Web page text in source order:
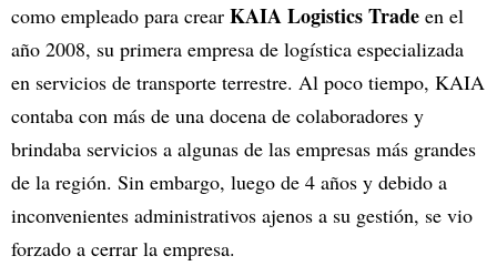
como empleado para crear KAIA Logistics Trade en el
año 2008, su primera empresa de logística especializada
en servicios de transporte terrestre. Al poco tiempo, KAIA
contaba con más de una docena de colaboradores y
brindaba servicios a algunas de las empresas más grandes
de la región. Sin embargo, luego de 4 años y debido a
inconvenientes administrativos ajenos a su gestión, se vio
forzado a cerrar la empresa.